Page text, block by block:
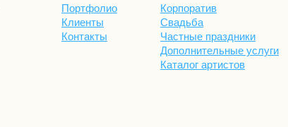
Портфолио
Клиенты
Контакты
Корпоратив
Свадьба
Частные праздники
Дополнительные услуги
Каталог артистов